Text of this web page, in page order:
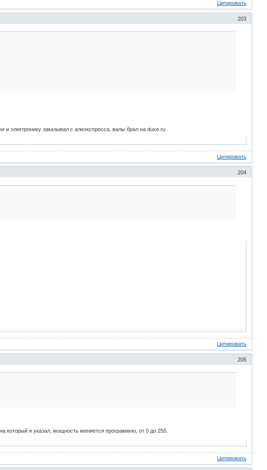
Цитировать
203
и электронику заказывал с алиэкспресса, валы брал на duxe.ru
Цитировать
204
Цитировать
205
который я указал, мощность меняется программно, от 0 до 255.
Цитировать